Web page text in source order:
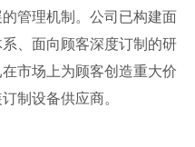
管理机制。公司已构建面
、面向顾客深度订制的研
市场上为顾客创造重大价
制设备供应商。